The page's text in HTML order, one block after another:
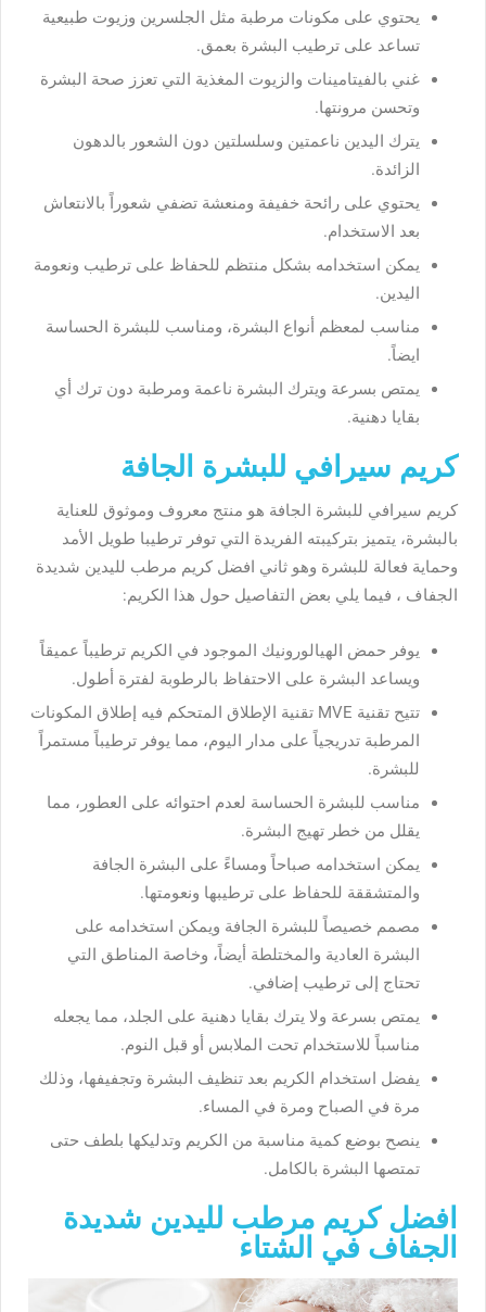
يحتوي على مكونات مرطبة مثل الجلسرين وزيوت طبيعية
تساعد على ترطيب البشرة بعمق.
غني بالفيتامينات والزيوت المغذية التي تعزز صحة البشرة
وتحسن مرونتها.
يترك اليدين ناعمتين وسلسلتين دون الشعور بالدهون
الزائدة.
يحتوي على رائحة خفيفة ومنعشة تضفي شعوراً بالانتعاش
بعد الاستخدام.
يمكن استخدامه بشكل منتظم للحفاظ على ترطيب ونعومة
اليدين.
مناسب لمعظم أنواع البشرة، ومناسب للبشرة الحساسة
ايضاً.
يمتص بسرعة ويترك البشرة ناعمة ومرطبة دون ترك أي
بقايا دهنية.
كريم سيرافي للبشرة الجافة
كريم سيرافي للبشرة الجافة هو منتج معروف وموثوق للعناية
بالبشرة، يتميز بتركيبته الفريدة التي توفر ترطيبا طويل الأمد
وحماية فعالة للبشرة وهو ثاني افضل كريم مرطب لليدين شديدة
الجفاف ، فيما يلي بعض التفاصيل حول هذا الكريم:
يوفر حمض الهيالورونيك الموجود في الكريم ترطيباً عميقاً
ويساعد البشرة على الاحتفاظ بالرطوبة لفترة أطول.
تتيح تقنية MVE تقنية الإطلاق المتحكم فيه إطلاق المكونات
المرطبة تدريجياً على مدار اليوم، مما يوفر ترطيباً مستمراً
للبشرة.
مناسب للبشرة الحساسة لعدم احتوائه على العطور، مما
يقلل من خطر تهيج البشرة.
يمكن استخدامه صباحاً ومساءً على البشرة الجافة
والمتشققة للحفاظ على ترطيبها ونعومتها.
مصمم خصيصاً للبشرة الجافة ويمكن استخدامه على
البشرة العادية والمختلطة أيضاً، وخاصة المناطق التي
تحتاج إلى ترطيب إضافي.
يمتص بسرعة ولا يترك بقايا دهنية على الجلد، مما يجعله
مناسباً للاستخدام تحت الملابس أو قبل النوم.
يفضل استخدام الكريم بعد تنظيف البشرة وتجفيفها، وذلك
مرة في الصباح ومرة في المساء.
ينصح بوضع كمية مناسبة من الكريم وتدليكها بلطف حتى
تمتصها البشرة بالكامل.
افضل كريم مرطب لليدين شديدة
الجفاف في الشتاء